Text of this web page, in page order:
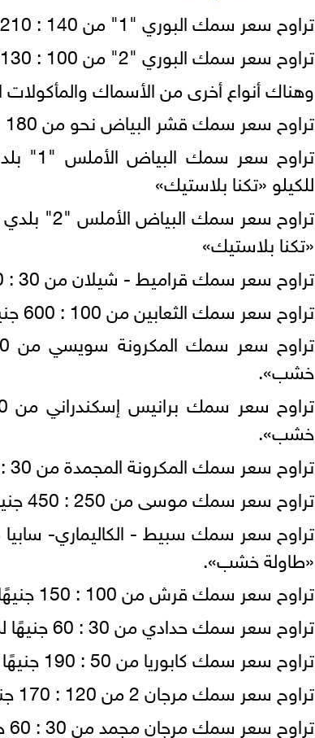
تراوح سعر سمك البوري "1" من 140 : 210 جنيهًا للكيلو «تكنا بلاستيك»
تراوح سعر سمك البوري "2" من 100 : 130 جنيهًا للكيلو «تكنا بلاستيك»
وهناك أنواع أخرى من الأسماك والمأكولات
تراوح سعر سمك قشر البياض نحو من 180 : 300 جنيهات للكيلو.
للكيلو «تكنا بلاستيك»
«تكنا بلاستيك»
تراوح سعر سمك قراميط - شيلان من 30 : 70 جنيهًا للكيلو.
تراوح سعر سمك الثعابين من 100 : 600 جنيهًا للكيلو.
خشب».
خشب».
تراوح سعر سمك المكرونة المجمدة من 30 : 60 جنيهًا للكيلو «كرتونة».
تراوح سعر سمك موسى من 250 : 450 جنيهًا للكيلو «طاولة خشب».
«طاولة خشب».
تراوح سعر سمك قرش من 100 : 150 جنيهًا للكيلو «طاولة خشب».
تراوح سعر سمك حدادي من 30 : 60 جنيهًا للكيلو «طاولة خشب».
تراوح سعر سمك كابوريا من 50 : 190 جنيهًا للكيلو «طاولة خشب».
تراوح سعر سمك مرجان 2 من 120 : 170 جنيهًا للكيلو «طاولة خشب».
تراوح سعر سمك مرجان مجمد من 30 : 60 جنيهًا للكيلو «طاولة خشب».